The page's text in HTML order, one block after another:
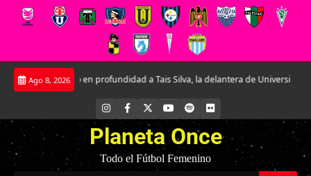
Saltar
Ago 8, 2026
Conociendo en profundidad a Tais Silva, la delantera de Universidad
INSTAGRAM
FACEBOOK YOUTUBE
SPOTIFYFLICKR
Planeta Once
Todo el Fútbol Femenino